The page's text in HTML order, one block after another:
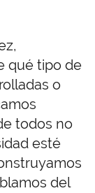
qué tipo de
o
todos no
esté
del